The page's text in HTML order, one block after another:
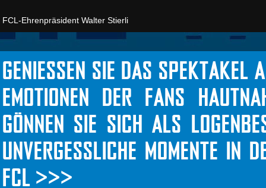
FCL-Ehrenpräsident Walter Stierli
GENIESSEN SIE DAS SPEKTAKEL
EMOTIONEN DER FANS
GÖNNEN SIE SICH ALS
UNVERGESSLICHE MOMENTE IN
FCL >>>